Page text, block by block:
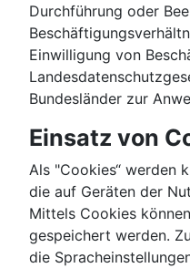
Durchführung oder
Einwilligung von
Bundesländer zur
Einsatz von
Als "Cookies“ werden
die auf Geräten der
Mittels Cookies
gespeichert werden.
die